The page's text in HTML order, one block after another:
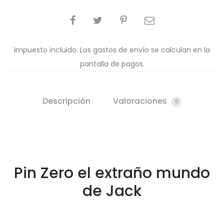
COMPARTIR
Impuesto incluido. Los gastos de envío se calculan en la
pantalla de pagos.
Descripción Valoraciones 0
Pin Zero el extraño mundo
de Jack